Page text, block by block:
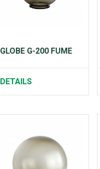
GLOBE G-200 FUME
DETAILS